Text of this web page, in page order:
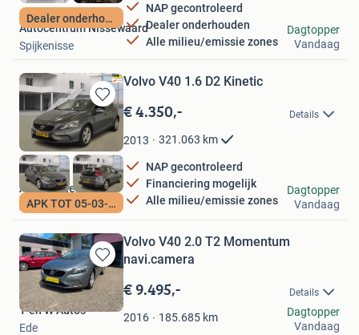
Dealer onderhouden
NAP gecontroleerd
Dealer onderhouden
Alle milieu/emissie zones
Autocentrum Nissewaard
Spijkenisse
Dagtopper
Vandaag
Bewaren
in
Mijn
Favorieten
APK TOT 05-03-2027
Volvo V40 1.6 D2 Kinetic
€ 4.350,- Details
2013 321.063 km
NAP gecontroleerd
Financiering mogelijk
Alle milieu/emissie zones
Autohandel Honing
Amersfoort
Dagtopper
Vandaag
Bewaren
in
Mijn
Favorieten
Volvo V40 2.0 T2 Momentum
navi.camera
€ 9.495,- Details
2016 185.685 km
T en W Auto's
Ede
Dagtopper
Vandaag